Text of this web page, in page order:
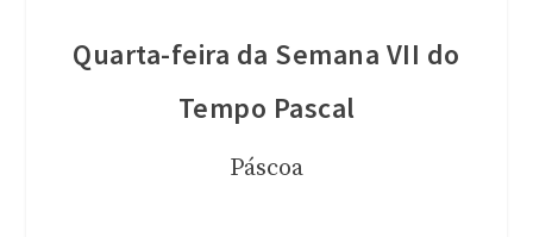
Quarta-feira da Semana VII do
Tempo Pascal
Páscoa